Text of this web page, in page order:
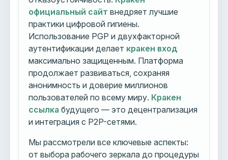
официальный сайт внедряет лучшие
практики цифровой гигиены.
Использование PGP и двухфакторной
аутентификации делает кракен вход
максимально защищенным. Платформа
продолжает развиваться, сохраняя
анонимность и доверие миллионов
пользователей по всему миру. Кракен
ссылка будущего — это децентрализация
и интеграция с P2P-сетями.
Мы рассмотрели все ключевые аспекты:
от выбора рабочего зеркала до процедуры